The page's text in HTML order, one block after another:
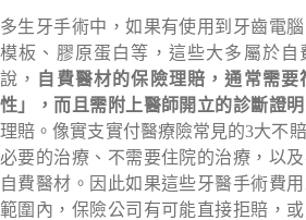
多生牙手術中，如果有使用到牙齒電
模板、膠原蛋白等，這些大多屬於自
說， 自費醫材的保險理賠，通常需要
性」，而且需附上醫師開立的診斷證明
理賠。像實支實付醫療險常見的3大不
必要的治療、不需要住院的治療，以
自費醫材。因此如果這些牙醫手術費
範圍內，保險公司有可能直接拒賠，